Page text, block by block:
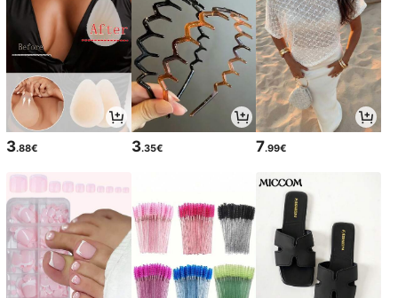
3.88€ 3.35€ 7.99€